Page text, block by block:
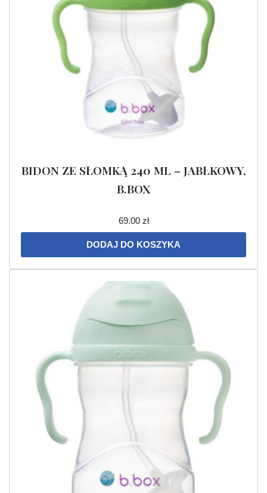
BIDON ZE SŁOMKĄ 240 ML – JABŁKOWY,
B.BOX
69.00 zł
DODAJ DO KOSZYKA